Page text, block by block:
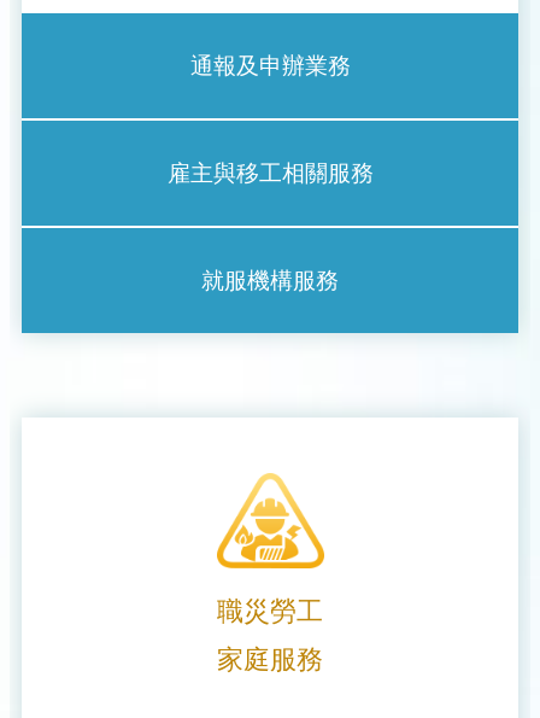
通報及申辦業務
雇主與移工相關服務
就服機構服務
職災勞工
家庭服務